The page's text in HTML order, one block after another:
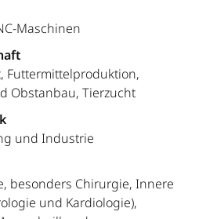
Maschinen
Futtermittelproduktion,
Obstanbau, Tierzucht
und Industrie
besonders Chirurgie, Innere
und Kardiologie),